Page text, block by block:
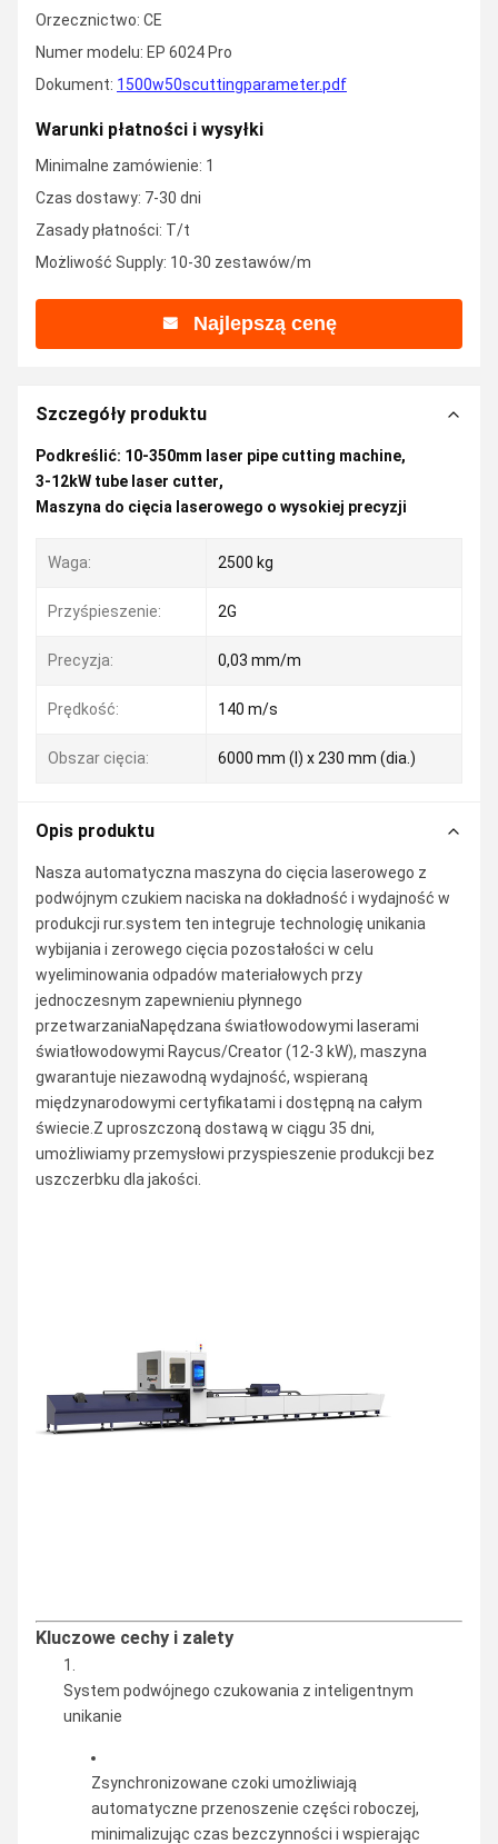
Orzecznictwo: CE
Numer modelu: EP 6024 Pro
Dokument: 1500w50scuttingparameter.pdf
Warunki płatności i wysyłki
Minimalne zamówienie: 1
Czas dostawy: 7-30 dni
Zasady płatności: T/t
Możliwość Supply: 10-30 zestawów/m
Najlepszą cenę
Szczegóły produktu
Podkreślić: 10-350mm laser pipe cutting machine,
3-12kW tube laser cutter,
Maszyna do cięcia laserowego o wysokiej precyzji
Waga: 2500 kg
Przyśpieszenie: 2G
Precyzja: 0,03 mm/m
Prędkość: 140 m/s
Obszar cięcia: 6000 mm (l) x 230 mm (dia.)
Opis produktu
Nasza automatyczna maszyna do cięcia laserowego z
podwójnym czukiem naciska na dokładność i wydajność w
produkcji rur.system ten integruje technologię unikania
wybijania i zerowego cięcia pozostałości w celu
wyeliminowania odpadów materiałowych przy
jednoczesnym zapewnieniu płynnego
przetwarzaniaNapędzana światłowodowymi laserami
światłowodowymi Raycus/Creator (12-3 kW), maszyna
gwarantuje niezawodną wydajność, wspieraną
międzynarodowymi certyfikatami i dostępną na całym
świecie.Z uproszczoną dostawą w ciągu 35 dni,
umożliwiamy przemysłowi przyspieszenie produkcji bez
uszczerbku dla jakości.
Kluczowe cechy i zalety
System podwójnego czukowania z inteligentnym
unikanie
Zsynchronizowane czoki umożliwiają
automatyczne przenoszenie części roboczej,
minimalizując czas bezczynności i wspierając